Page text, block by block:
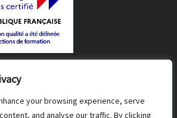
your browsing experience, serve
and analyse our traffic. By clicking
intérieur